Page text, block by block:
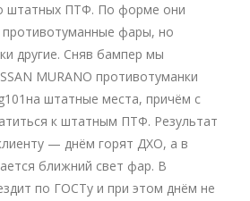
штатных ПТФ. По форме они
фары, но
другие. Сняв бампер мы
MURANO противотуманки
штатные места, причём с
к штатным ПТФ. Результат
— днём горят ДХО, а в
ближний свет фар. В
по ГОСТу и при этом днём не